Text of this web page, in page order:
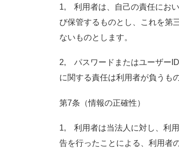
1, 利用者は、自己の責任にお
び保管するものとし、これを第
ないものとします。
2, パスワードまたはユーザー
に関する責任は利用者が負うも
第7条（情報の正確性）
1, 利用者は当法人に対し、利
告を行ったことによる、利用者